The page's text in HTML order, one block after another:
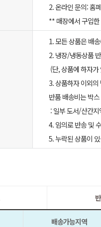
2. 온라인 문의: 홈
** 매장에서 구입
1. 모든 상품은 배
2. 냉장/냉동상품
(단, 상품에 하자
3. 상품하자 이외
반품 배송비는 박
: 일부 도서/산간
4. 임의로 반송 및
5. 누락된 상품이
배송가능지역